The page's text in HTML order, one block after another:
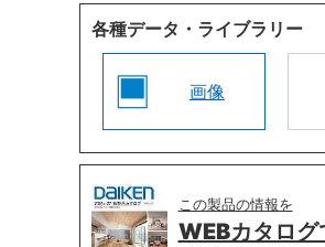
各種データ・ライブラリー
画像
この製品の情報を
WEBカタログ